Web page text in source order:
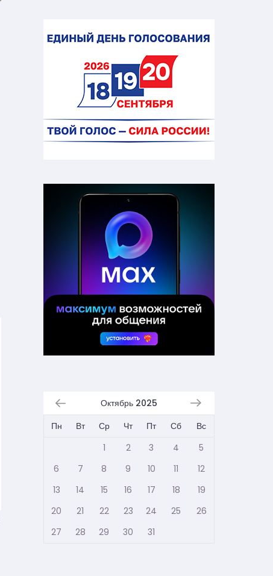
Октябрь 2025
Пн
Вт Ср Чт Пт Сб
Вс
1
2 3 4
5
6
7 8 9 10 11
12
13
14 15 16 17 18
19
20
21 22 23 24 25
26
27
28 29 30 31